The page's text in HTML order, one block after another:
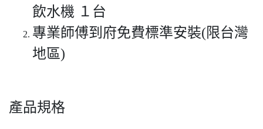
飲水機 １台
專業師傅到府免費標準安裝(限台灣
地區)
產品規格